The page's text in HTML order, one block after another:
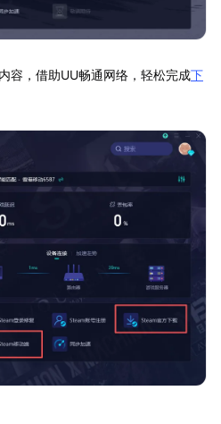
容，借助UU畅通网络，轻松完成下